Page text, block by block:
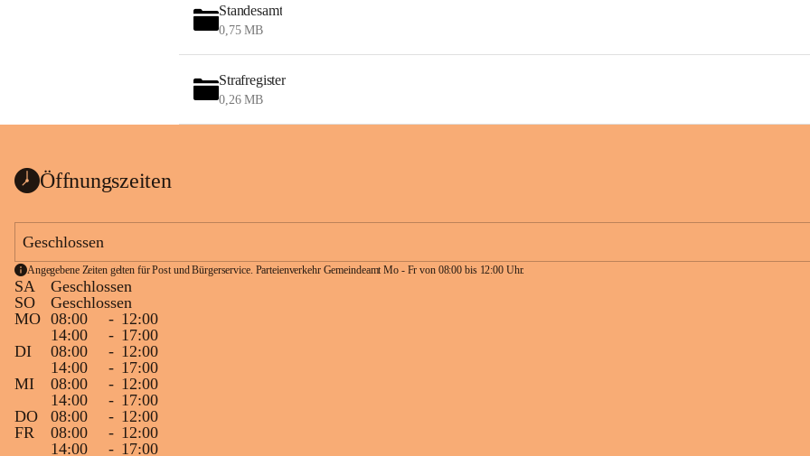
Standesamt
0,75 MB
Strafregister
0,26 MB
Öffnungszeiten
Geschlossen
Angegebene Zeiten gelten für Post und Bürgerservice. Parteienverkehr Gemeindeamt Mo - Fr von 08:00 bis 12:00 Uhr.
SA
Geschlossen
SO
Geschlossen
MO 08:00 - 12:00
14:00
- 17:00
DI
08:00 - 12:00
14:00
- 17:00
MI
08:00 - 12:00
14:00
- 17:00
DO
08:00 - 12:00
FR
08:00 - 12:00
14:00
- 17:00